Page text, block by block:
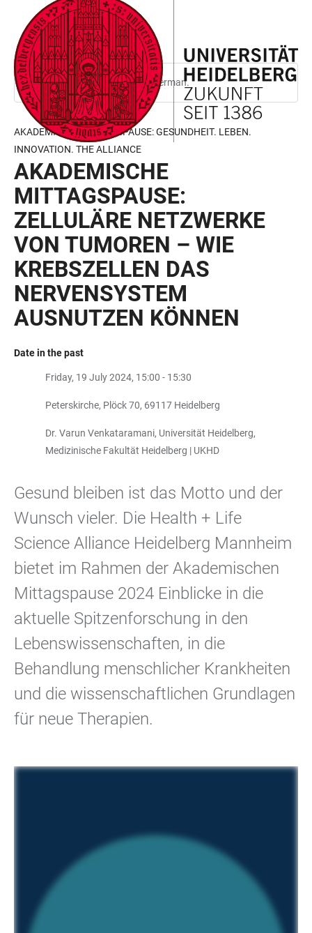
ACCESSIBILITY
LINKS
JUMP
TO
MAIN
CONTENT
OPEN
MAIN
NAVIGATION
OPEN
SEARCH
FORM
This page is only available in German.
AKADEMISCHE MITTAGSPAUSE: GESUNDHEIT. LEBEN.
INNOVATION. THE ALLIANCE
AKADEMISCHE
MITTAGSPAUSE:
ZELLULÄRE NETZWERKE
VON TUMOREN – WIE
KREBSZELLEN DAS
NERVENSYSTEM
AUSNUTZEN KÖNNEN
Date in the past
Friday, 19 July 2024, 15:00 - 15:30
Peterskirche, Plöck 70, 69117 Heidelberg
Dr. Varun Venkataramani, Universität Heidelberg,
Medizinische Fakultät Heidelberg | UKHD
Gesund bleiben ist das Motto und der
Wunsch vieler. Die Health + Life
Science Alliance Heidelberg Mannheim
bietet im Rahmen der Akademischen
Mittagspause 2024 Einblicke in die
aktuelle Spitzenforschung in den
Lebenswissenschaften, in die
Behandlung menschlicher Krankheiten
und die wissenschaftlichen Grundlagen
für neue Therapien.